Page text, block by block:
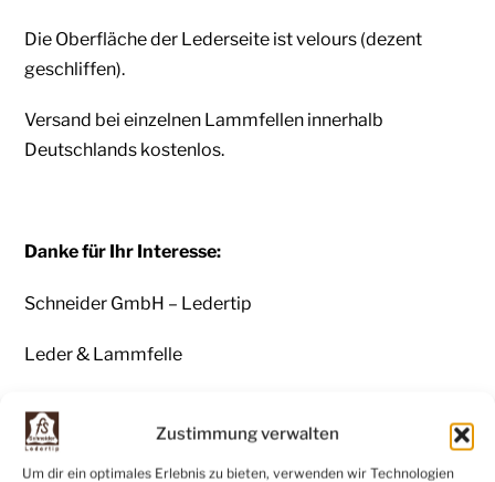
Zustimmung verwalten
Um dir ein optimales Erlebnis zu bieten, verwenden wir Technologien
Die Oberfläche der Lederseite ist velours (dezent
geschliffen).
Versand bei einzelnen Lammfellen innerhalb
Deutschlands kostenlos.
Danke für Ihr Interesse:
Schneider GmbH – Ledertip
Leder & Lammfelle
72074 Tübingen-Pfrondorf